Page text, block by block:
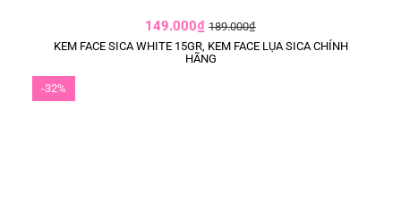
149.000₫ 189.000₫
KEM FACE SICA WHITE 15GR, KEM FACE LỤA SICA CHÍNH
HÃNG
-32%